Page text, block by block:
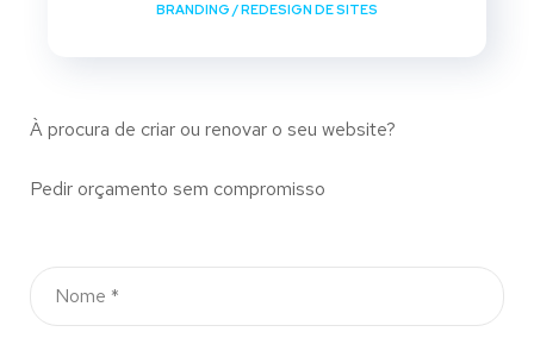
BRANDING /REDESIGN DE SITES
À procura de criar ou renovar o seu website?
Pedir orçamento sem compromisso